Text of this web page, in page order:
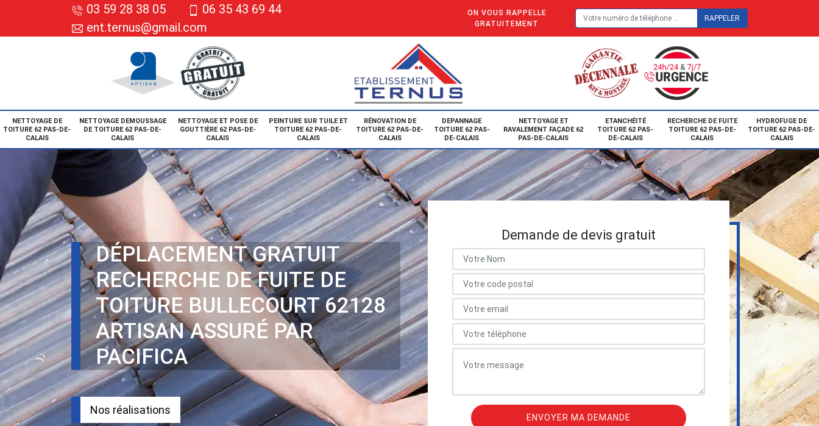
03 59 28 38 05
06 35 43 69 44
ent.ternus@gmail.com
ON VOUS RAPPELLE
GRATUITEMENT
NETTOYAGE DE
TOITURE 62 PAS-DE-
CALAIS
NETTOYAGE DEMOUSSAGE
DE TOITURE 62 PAS-DE-
CALAIS
NETTOYAGE ET POSE DE
GOUTTIÈRE 62 PAS-DE-
CALAIS
PEINTURE SUR TUILE ET
TOITURE 62 PAS-DE-
CALAIS
RÉNOVATION DE
TOITURE 62 PAS-DE-
CALAIS
DEPANNAGE
TOITURE 62 PAS-
DE-CALAIS
NETTOYAGE ET
RAVALEMENT FAÇADE 62
PAS-DE-CALAIS
ETANCHÉITÉ
TOITURE 62 PAS-
DE-CALAIS
RECHERCHE DE FUITE
TOITURE 62 PAS-DE-
CALAIS
HYDROFUGE DE
TOITURE 62 PAS-DE-
CALAIS
DÉPLACEMENT GRATUIT
RECHERCHE DE FUITE DE
TOITURE BULLECOURT 62128
ARTISAN ASSURÉ PAR
PACIFICA
Nos réalisations
Demande de devis gratuit